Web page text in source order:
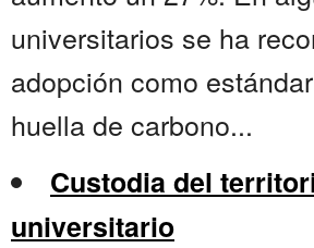
universitarios se ha
adopción como
huella de carbono...
Custodia del
universitario